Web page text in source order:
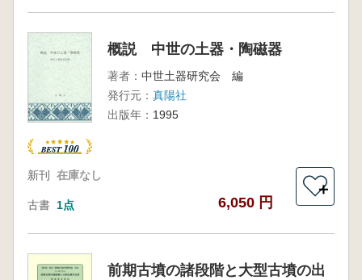
概説 中世の土器・陶磁器
著者： 中世土器研究会 編
発行元： 真陽社
出版年： 1995
新刊 在庫なし
古書 1点 6,050 円
＋
前期古墳の諸段階と大型古墳の出